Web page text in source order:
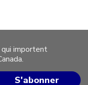
qui importent